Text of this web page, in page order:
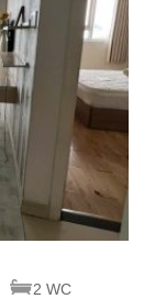
2 WC